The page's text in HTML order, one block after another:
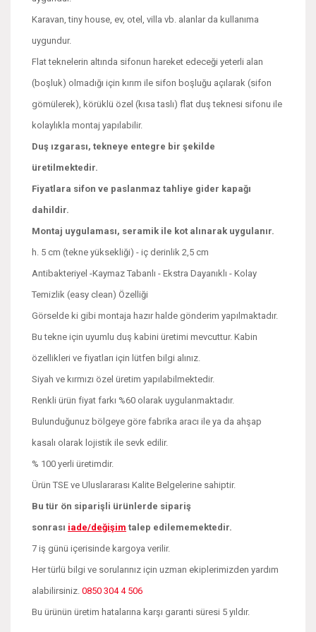
Karavan, tiny house, ev, otel, villa vb. alanlar da kullanıma
uygundur.
Flat teknelerin altında sifonun hareket edeceği yeterli alan
(boşluk) olmadığı için kırım ile sifon boşluğu açılarak (sifon
gömülerek), körüklü özel (kısa taslı) flat duş teknesi sifonu ile
kolaylıkla montaj yapılabilir.
Duş ızgarası, tekneye entegre bir şekilde
üretilmektedir.
Fiyatlara sifon ve paslanmaz tahliye gider kapağı
dahildir.
Montaj uygulaması, seramik ile kot alınarak uygulanır.
h. 5 cm (tekne yüksekliği) - iç derinlik 2,5 cm
Antibakteriyel -Kaymaz Tabanlı - Ekstra Dayanıklı - Kolay
Temizlik (easy clean) Özelliği
Görselde ki gibi montaja hazır halde gönderim yapılmaktadır.
Bu tekne için uyumlu duş kabini üretimi mevcuttur. Kabin
özellikleri ve fiyatları için lütfen bilgi alınız.
Siyah ve kırmızı özel üretim yapılabilmektedir.
Renkli ürün fiyat farkı %60 olarak uygulanmaktadır.
Bulunduğunuz bölgeye göre fabrika aracı ile ya da ahşap
kasalı olarak lojistik ile sevk edilir.
% 100 yerli üretimdir.
Ürün TSE ve Uluslararası Kalite Belgelerine sahiptir.
Bu tür ön siparişli ürünlerde sipariş
sonrası iade/değişim talep edilememektedir.
7 iş günü içerisinde kargoya verilir.
Her türlü bilgi ve sorularınız için uzman ekiplerimizden yardım
alabilirsiniz. 0850 304 4 506
Bu ürünün üretim hatalarına karşı garanti süresi 5 yıldır.